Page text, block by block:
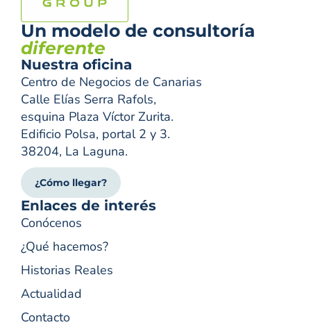
Un modelo de consultoría
diferente
Nuestra oficina
Centro de Negocios de Canarias
Calle Elías Serra Rafols,
esquina Plaza Víctor Zurita.
Edificio Polsa, portal 2 y 3.
38204, La Laguna.
¿Cómo llegar?
Enlaces de interés
Conócenos
¿Qué hacemos?
Historias Reales
Actualidad
Contacto